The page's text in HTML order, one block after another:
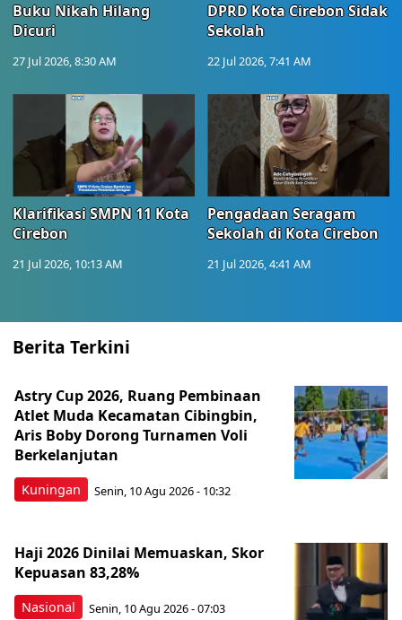
Buku Nikah Hilang
Dicuri
27 Jul 2026, 8:30 AM
DPRD Kota Cirebon Sidak
Sekolah
22 Jul 2026, 7:41 AM
Klarifikasi SMPN 11 Kota
Cirebon
21 Jul 2026, 10:13 AM
Pengadaan Seragam
Sekolah di Kota Cirebon
21 Jul 2026, 4:41 AM
Berita Terkini
Kuningan
Astry Cup 2026, Ruang Pembinaan
Atlet Muda Kecamatan Cibingbin,
Aris Boby Dorong Turnamen Voli
Berkelanjutan
Senin, 10 Agu 2026 - 10:32
Nasional
Haji 2026 Dinilai Memuaskan, Skor
Kepuasan 83,28%
Senin, 10 Agu 2026 - 07:03